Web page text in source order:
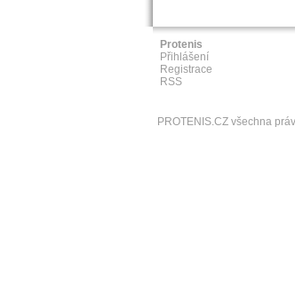
Protenis
Přihlášení
Registrace
RSS
PROTENIS.CZ všechna